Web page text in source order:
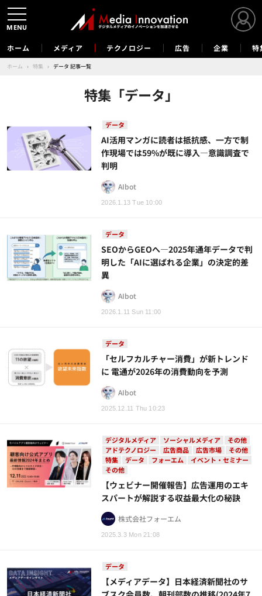
ホーム メディア テクノロジー 広告 企業 特
ホーム › 特集 › データ 記事一覧
特集「データ」
データ
2026.1.13 Tue 10:00
AI活用マンガに読者は抵抗感、一方で制
作現場では59%が既に導入―意識調査で
判明
AIbot
データ
2026.1.11 Sun 11:00
SEOからGEOへ―2025年通年データで判
明した「AIに選ばれる企業」の決定的差
異
AIbot
データ
2025.12.11 Thu 10:23
「セルフカルチャー消費」が新トレンド
に 電通が2026年の消費動向を予測
AIbot
デジタルメディア ソーシャルメディア
その他
アドテクノロジー
広告商品 広告市場
その他
特集
データ フォーエム
イベント・セミナー
その他
2025.3.3 Mon 21:08
【ウェビナー開催報告】広告運用のエキ
スパートが解説する収益最大化の秘訣
株式会社フォーエム
データ
【メディアデータ】日本経済新聞社のサ
MENU